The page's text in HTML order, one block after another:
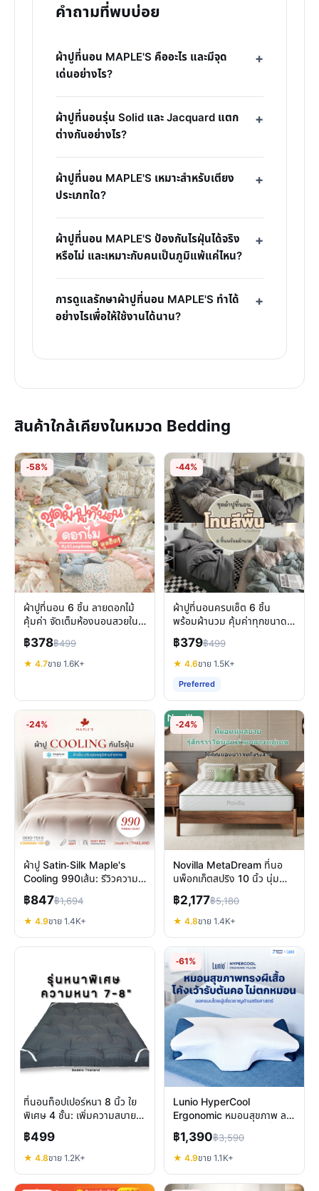
คำถามที่พบบ่อย
ผ้าปูที่นอน MAPLE'S คืออะไร และมีจุด
เด่นอย่างไร?
ผ้าปูที่นอนรุ่น Solid และ Jacquard แตก
ต่างกันอย่างไร?
ผ้าปูที่นอน MAPLE'S เหมาะสำหรับเตียง
ประเภทใด?
ผ้าปูที่นอน MAPLE'S ป้องกันไรฝุ่นได้จริง
หรือไม่ และเหมาะกับคนเป็นภูมิแพ้แค่ไหน?
การดูแลรักษาผ้าปูที่นอน MAPLE'S ทำได้
อย่างไรเพื่อให้ใช้งานได้นาน?
สินค้าใกล้เคียงในหมวด Bedding
-58%
ผ้าปูที่นอน 6 ชิ้น ลายดอกไม้
คุ้มค่า จัดเต็มห้องนอนสวยใน
งบประหยัด
฿378฿499
★ 4.7ขาย 1.6K+
-44%
ผ้าปูที่นอนครบเซ็ต 6 ชิ้น
พร้อมผ้านวม คุ้มค่าทุกขนาด
นอนสบาย
฿379฿499
★ 4.6ขาย 1.5K+
Preferred
-24%
ผ้าปู Satin-Silk Maple's
Cooling 990เส้น: รีวิวความ
สบาย หลับเย็นตลอดคืน
฿847฿1,694
★ 4.9ขาย 1.4K+
-24%
Novilla MetaDream ที่นอ
นพ็อกเก็ตสปริง 10 นิ้ว นุ่ม
เงียบ ระบายอากาศดี
฿2,177฿5,180
★ 4.8ขาย 1.4K+
ที่นอนท็อปเปอร์หนา 8 นิ้ว ใย
พิเศษ 4 ชั้น: เพิ่มความสบาย
แก้ปวดหลัง
฿499
★ 4.8ขาย 1.2K+
-61%
Lunio HyperCool
Ergonomic หมอนสุขภาพ ลด
ปวดคอ รองรับต้นคอดีเยี่ยม
฿1,390฿3,590
★ 4.9ขาย 1.1K+